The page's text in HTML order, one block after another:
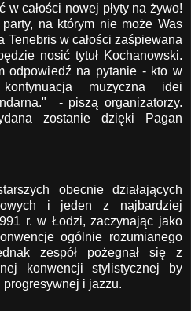
w całości nowej płyty na żywo!
na którym nie może Was
Tenebris w całości zaśpiewana
nosić tytuł Kochanowski.
odpowiedź na pytanie - kto w
muzyczna idei
- piszą organizatorzy.
zostanie dzięki Pagan
obecnie działających
i jeden z najbardziej
r. w Łodzi, zaczynając jako
ogólnie rozumianego
zespół pożegnał się z
konwencji stylistycznej by
i jazzu.